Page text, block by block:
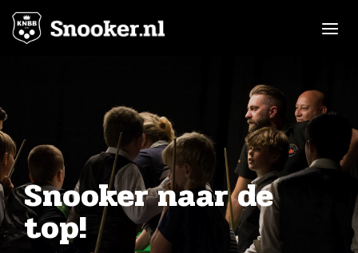
Snooker naar de
top!